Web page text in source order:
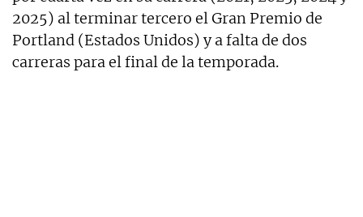
2025) al terminar tercero el Gran Premio de
Portland (Estados Unidos) y a falta de dos
carreras para el final de la temporada.